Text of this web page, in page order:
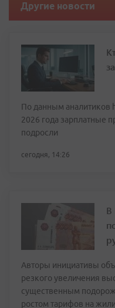
Другие новости
По данным аналитиков
2026 года зарплатные
подросли
сегодня, 14:26
В
Авторы инициативы
резкого увеличения
существенным
ростом тарифов на